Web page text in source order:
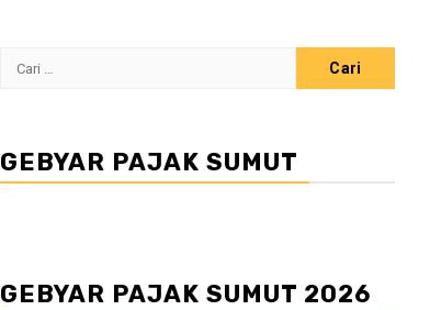
Cari
GEBYAR PAJAK SUMUT
GEBYAR PAJAK SUMUT 2026